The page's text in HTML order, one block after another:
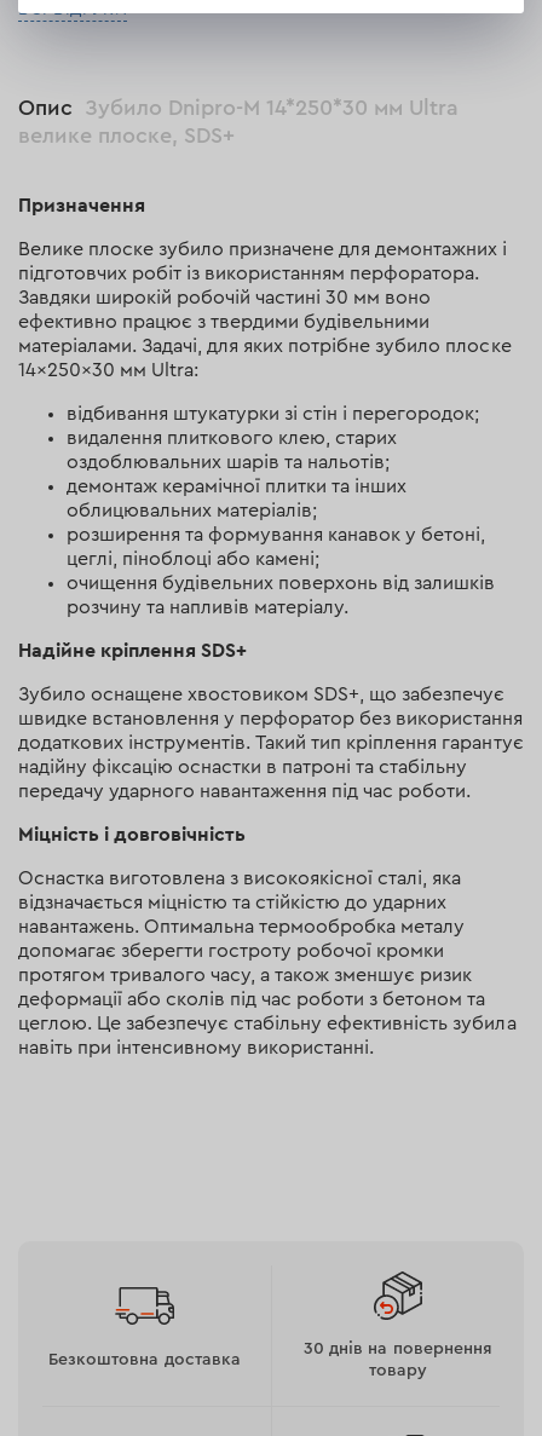
ВСІ ВІДГУКИ
Опис
Зубило Dnipro-M 14*250*30 мм Ultra
велике плоске, SDS+
Призначення
Велике плоске зубило призначене для демонтажних і
підготовчих робіт із використанням перфоратора.
Завдяки широкій робочій частині 30 мм воно
ефективно працює з твердими будівельними
матеріалами. Задачі, для яких потрібне зубило плоске
14×250×30 мм Ultra:
відбивання штукатурки зі стін і перегородок;
видалення плиткового клею, старих
оздоблювальних шарів та нальотів;
демонтаж керамічної плитки та інших
облицювальних матеріалів;
розширення та формування канавок у бетоні,
цеглі, піноблоці або камені;
очищення будівельних поверхонь від залишків
розчину та напливів матеріалу.
Надійне кріплення SDS+
Зубило оснащене хвостовиком SDS+, що забезпечує
швидке встановлення у перфоратор без використання
додаткових інструментів. Такий тип кріплення гарантує
надійну фіксацію оснастки в патроні та стабільну
передачу ударного навантаження під час роботи.
Міцність і довговічність
Оснастка виготовлена з високоякісної сталі, яка
відзначається міцністю та стійкістю до ударних
навантажень. Оптимальна термообробка металу
допомагає зберегти гостроту робочої кромки
протягом тривалого часу, а також зменшує ризик
деформації або сколів під час роботи з бетоном та
цеглою. Це забезпечує стабільну ефективність зубила
навіть при інтенсивному використанні.
Безкоштовна доставка
30 днів на повернення
товару